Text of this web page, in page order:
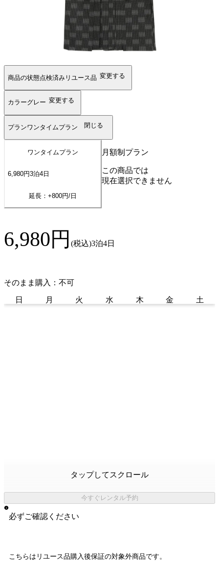
商品の状態点検済みリユース品 変更する
カラーグレー 変更する
プランワンタイムプラン 閉じる
ワンタイムプラン
6,980円3泊4 日
延長：+800円/日
月額制プラン
この商品では
現在選択できません
6,980円 (税込)3泊4日
そのまま購入：不可
日 月 火 水 木 金 土
タップしてスクロール
今すぐレンタル予約
必ずご確認ください
こちらはリユース品購入後保証の対象外商品です。